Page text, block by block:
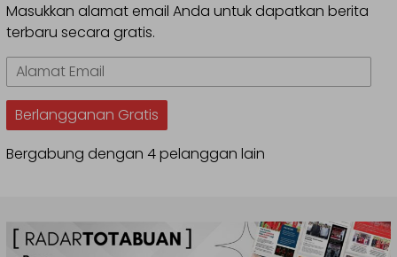
Masukkan alamat email Anda untuk dapatkan berita
terbaru secara gratis.
Alamat
Email
Berlangganan Gratis
Bergabung dengan 4 pelanggan lain